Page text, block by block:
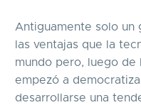
Antiguamente solo un
las ventajas que la
mundo pero, luego de
empezó a
desarrollarse una